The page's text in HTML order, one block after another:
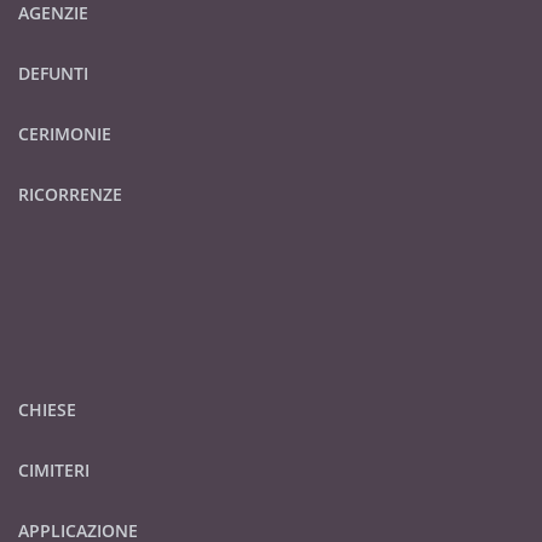
AGENZIE
DEFUNTI
CERIMONIE
RICORRENZE
CHIESE
CIMITERI
APPLICAZIONE